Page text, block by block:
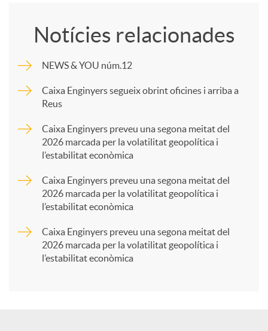
m
p
a
Notícies relacionades
NEWS & YOU núm.12
Caixa Enginyers segueix obrint oficines i arriba a
Reus
Caixa Enginyers preveu una segona meitat del
2026 marcada per la volatilitat geopolítica i
l’estabilitat econòmica
Caixa Enginyers preveu una segona meitat del
2026 marcada per la volatilitat geopolítica i
l’estabilitat econòmica
Caixa Enginyers preveu una segona meitat del
2026 marcada per la volatilitat geopolítica i
l’estabilitat econòmica